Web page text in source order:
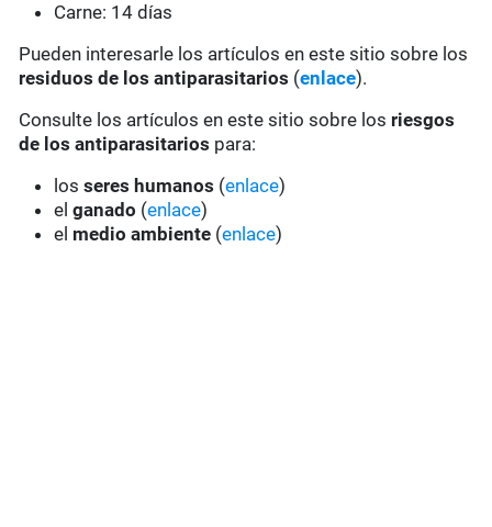
Carne: 14 días
Pueden interesarle los artículos en este sitio sobre los
residuos de los antiparasitarios (enlace).
Consulte los artículos en este sitio sobre los riesgos
de los antiparasitarios para:
losseres humanos (enlace)
elganado (enlace)
el medio ambiente (enlace)